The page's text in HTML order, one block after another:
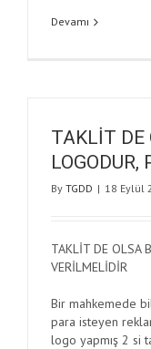
Devamı
TAKLİT DE
By TGDD | 18 Eylül
TAKLİT DE OLSA
VERİLMELİDİR
Bir mahkemede
para isteyen
logo yapmış 2 si